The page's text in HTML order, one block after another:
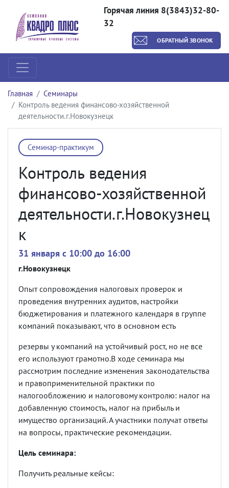
Горячая линия 8(3843)32-80-
32
ОБРАТНЫЙ ЗВОНОК
Главная
Семинары
Контроль ведения финансово-хозяйственной
деятельности.г.Новокузнецк
Семинар-практикум
Контроль ведения
финансово-хозяйственной
деятельности.г.Новокузнец
к
31 января c 10:00 до 16:00
г.Новокузнецк
Опыт сопровождения налоговых проверок и
проведения внутренних аудитов, настройки
бюджетирования и платежного календаря в группе
компаний показывают, что в основном есть
резервы у компаний на устойчивый рост, но не все
его используют грамотно.В ходе семинара мы
рассмотрим последние изменения законодательства
и правоприменительной практики по
налогообложению и налоговому контролю: налог на
добавленную стоимость, налог на прибыль и
имущество организаций. А участники получат ответы
на вопросы, практические рекомендации.
Цель семинара:
Получить реальные кейсы: